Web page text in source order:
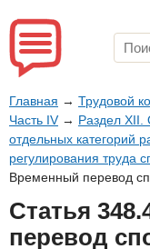
Главная → Трудовой
Часть IV→ Раздел XII.
отдельных категорий
регулирования труда
Временный перевод
Статья
перевод